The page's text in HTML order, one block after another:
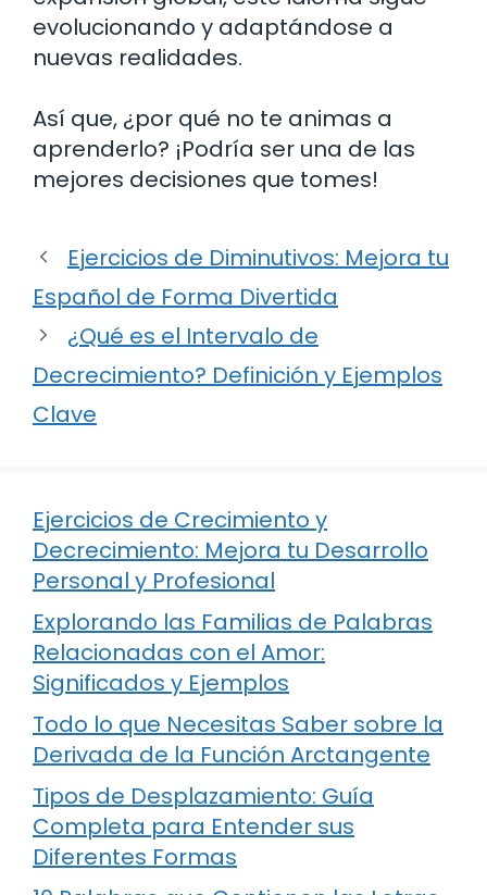
evolucionando y adaptándose a
nuevas realidades.
Así que, ¿por qué no te animas a
aprenderlo? ¡Podría ser una de las
mejores decisiones que tomes!
Ejercicios de Diminutivos: Mejora tu
Español de Forma Divertida
¿Qué es el Intervalo de
Decrecimiento? Definición y Ejemplos
Clave
Ejercicios de Crecimiento y
Decrecimiento: Mejora tu Desarrollo
Personal y Profesional
Explorando las Familias de Palabras
Relacionadas con el Amor:
Significados y Ejemplos
Todo lo que Necesitas Saber sobre la
Derivada de la Función Arctangente
Tipos de Desplazamiento: Guía
Completa para Entender sus
Diferentes Formas